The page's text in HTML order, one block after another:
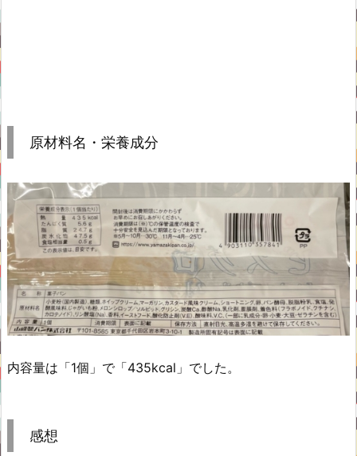
原材料名・栄養成分
内容量は「1個」で「435kcal」でした。
感想